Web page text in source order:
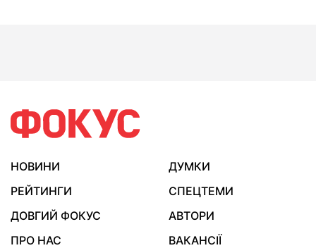
НОВИНИ
ДУМКИ
РЕЙТИНГИ
СПЕЦТЕМИ
ДОВГИЙ ФОКУС
АВТОРИ
ПРО НАС
ВАКАНСІЇ